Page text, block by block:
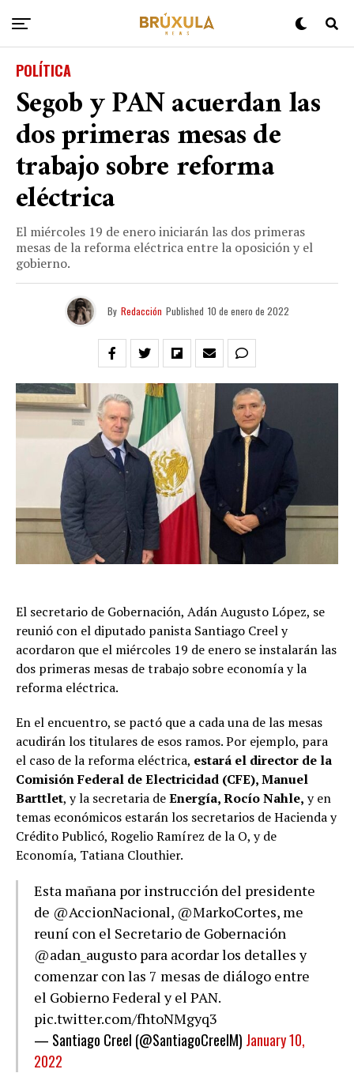
POLÍTICA
Segob y PAN acuerdan las
dos primeras mesas de
trabajo sobre reforma
eléctrica
El miércoles 19 de enero iniciarán las dos primeras
mesas de la reforma eléctrica entre la oposición y el
gobierno.
By Redacción Published 10 de enero de 2022
El secretario de Gobernación, Adán Augusto López, se
reunió con el diputado panista Santiago Creel y
acordaron que el miércoles 19 de enero se instalarán las
dos primeras mesas de trabajo sobre economía y la
reforma eléctrica.
En el encuentro, se pactó que a cada una de las mesas
acudirán los titulares de esos ramos. Por ejemplo, para
el caso de la reforma eléctrica, estará el director de la
Comisión Federal de Electricidad (CFE), Manuel
Barttlet, y la secretaria deEnergía, Rocío Nahle, y en
temas económicos estarán los secretarios de Hacienda y
Crédito Publicó, Rogelio Ramírez de la O, y de
Economía, Tatiana Clouthier.
Esta mañana por instrucción del presidente
de @AccionNacional, @MarkoCortes, me
reuní con el Secretario de Gobernación
@adan_augusto para acordar los detalles y
comenzar con las 7 mesas de diálogo entre
el Gobierno Federal y el PAN.
pic.twitter.com/fhtoNMgyq3
— Santiago Creel (@SantiagoCreelM) January 10,
2022